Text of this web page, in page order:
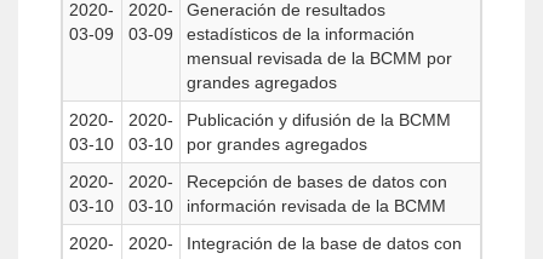
2020-
03-09
2020-
03-09
Generación de resultados
estadísticos de la información
mensual revisada de la BCMM por
grandes agregados
2020-
03-10
2020-
03-10
Publicación y difusión de la BCMM
por grandes agregados
2020-
03-10
2020-
03-10
Recepción de bases de datos con
información revisada de la BCMM
2020-
2020-
Integración de la base de datos con